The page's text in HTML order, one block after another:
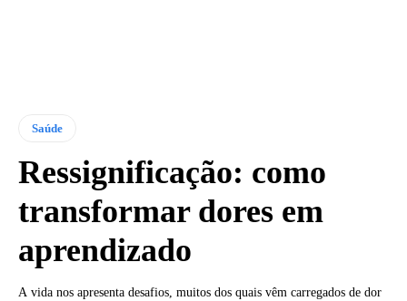
Saúde
Ressignificação: como
transformar dores em
aprendizado
A vida nos apresenta desafios, muitos dos quais vêm carregados de dor